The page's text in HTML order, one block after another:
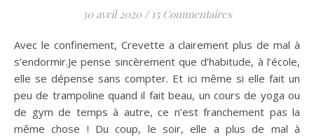
30 avril 2020 / 15 Commentaires
Avec le confinement, Crevette a clairement plus de mal à
s’endormir.Je pense sincèrement que d’habitude, à l’école,
elle se dépense sans compter. Et ici même si elle fait un
peu de trampoline quand il fait beau, un cours de yoga ou
de gym de temps à autre, ce n’est franchement pas la
même chose ! Du coup, le soir, elle a plus de mal à